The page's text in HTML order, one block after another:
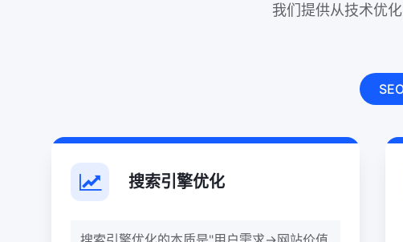
我们提供从技术优
搜索引擎优化